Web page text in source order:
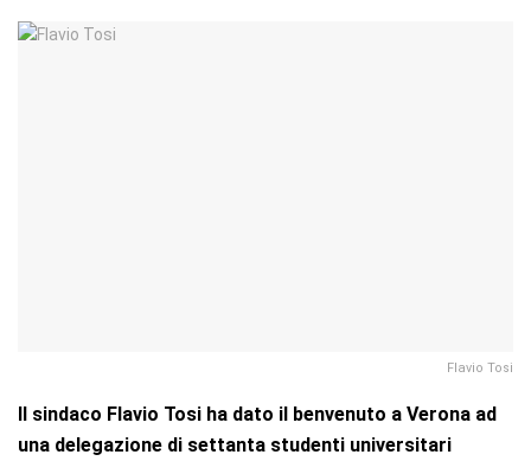
Flavio Tosi
Il sindaco Flavio Tosi ha dato il benvenuto a Verona ad
una delegazione di settanta studenti universitari